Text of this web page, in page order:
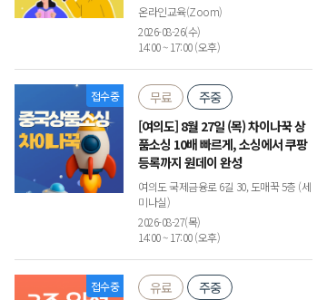
온라인교육(Zoom)
2026-08-26(수)
14:00 ~ 17:00 (오후)
접수중 무료
주중
[여의도] 8월 27일 (목) 차이나꾹 상
품소싱 10배 빠르게, 소싱에서 쿠팡
등록까지 원데이 완성
여의도 국제금융로 6길 30, 도매꾹 5층 (세
미나실)
2026-08-27(목)
14:00 ~ 17:00 (오후)
접수중 유료
주중